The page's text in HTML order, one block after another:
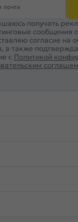
почта
получать
сообщения
согласие на
а также
с Политикой